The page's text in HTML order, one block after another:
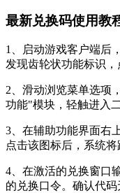
最新兑换码使用教
1、启动游戏客户端后
发现齿轮状功能标识
2、滑动浏览菜单选项
功能"模块，轻触进入
3、在辅助功能界面右
点击该图标后，系统
4、在激活的兑换窗口
的兑换口令。确认代